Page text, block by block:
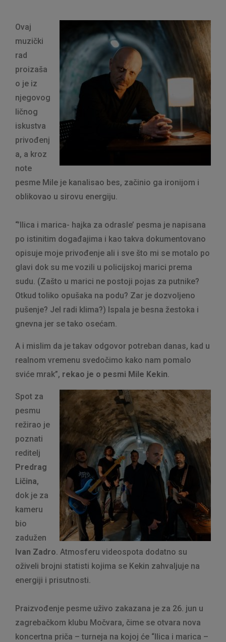
Ovaj
muzički
rad
proizaša
o je iz
njegovog
ličnog
iskustva
privođenj
a, a kroz
note
pesme Mile je kanalisao bes, začinio ga ironijom i
oblikovao u sirovu energiju.
“’llica i marica- hajka za odrasle’ pesma je napisana
po istinitim događajima i kao takva dokumentovano
opisuje moje privođenje ali i sve što mi se motalo po
glavi dok su me vozili u policijskoj marici prema
sudu. (Zašto u marici ne postoji pojas za putnike?
Otkud toliko opušaka na podu? Zar je dozvoljeno
pušenje? Jel radi klima?) Ispala je besna žestoka i
gnevna jer se tako osećam.
A i mislim da je takav odgovor potreban danas, kad u
realnom vremenu svedočimo kako nam pomalo
sviće mrak”, rekao je o pesmi Mile Kekin.
Spot za
pesmu
režirao je
poznati
reditelj
Predrag
Ličina,
dok je za
kameru
bio
zadužen
Ivan Zadro. Atmosferu videospota dodatno su
oživeli brojni statisti kojima se Kekin zahvaljuje na
energiji i prisutnosti.
Praizvođenje pesme uživo zakazana je za 26. jun u
zagrebačkom klubu Močvara, čime se otvara nova
koncertna priča – turneja na kojoj će “Ilica i marica –